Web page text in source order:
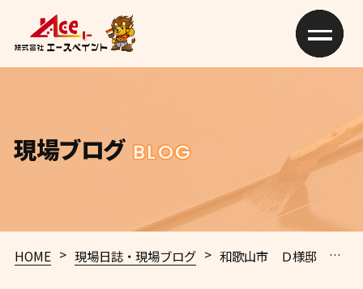
現場ブログ BLOG
HOME > 現場日誌・現場ブログ > 和歌山市 Ｄ様邸 現場報告